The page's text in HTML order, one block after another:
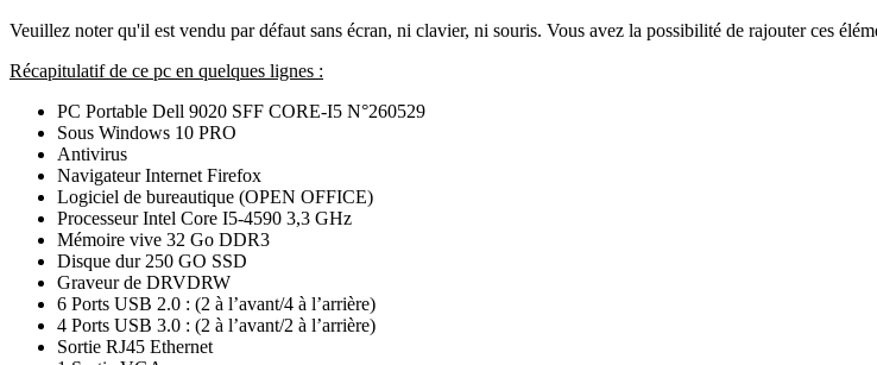
Veuillez noter qu'il est vendu par défaut sans écran, ni clavier, ni souris. Vous avez la possibilité de rajouter ces
Récapitulatif de ce pc en quelques lignes :
PC Portable Dell 9020 SFF CORE-I5 N°260529
Sous Windows 10 PRO
Antivirus
Navigateur Internet Firefox
Logiciel de bureautique (OPEN OFFICE)
Processeur Intel Core I5-4590 3,3 GHz
Mémoire vive 32 Go DDR3
Disque dur 250 GO SSD
Graveur de DRVDRW
6 Ports USB 2.0 : (2 à l’avant/4 à l’arrière)
4 Ports USB 3.0 : (2 à l’avant/2 à l’arrière)
Sortie RJ45 Ethernet